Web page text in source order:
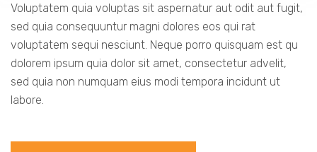
Voluptatem quia voluptas sit aspernatur aut odit aut fugit,
sed quia consequuntur magni dolores eos qui rat
voluptatem sequi nesciunt. Neque porro quisquam est qu
dolorem ipsum quia dolor sit amet, consectetur advelit,
sed quia non numquam eius modi tempora incidunt ut
labore.